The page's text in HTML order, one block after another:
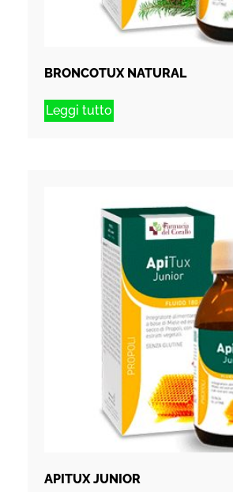
BRONCOTUX NATURAL
Leggi tutto
APITUX JUNIOR